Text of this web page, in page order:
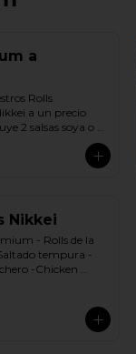
a
Rolls
a un precio
2 salsas soya o
incluye - Roll
Nikkei
- Rolls de la
tempura -
-Chicken